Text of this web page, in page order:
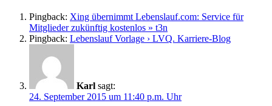
Pingback: Xing übernimmt Lebenslauf.com: Service für
Mitglieder zukünftig kostenlos » t3n
Pingback: Lebenslauf Vorlage › LVQ. Karriere-Blog
Karl sagt:
24. September 2015 um 11:40 p.m. Uhr